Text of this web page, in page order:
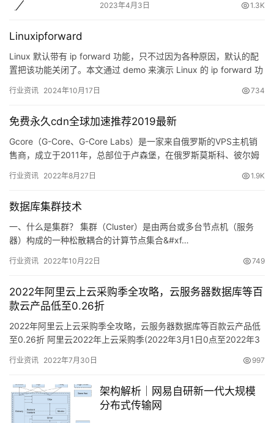
2023年4月3日 1.3K
Linuxipforward
Linux 默认带有 ip forward 功能，只不过因为各种原因，默认的配
置把该功能关闭了。本文通过 demo 来演示 Linux 的 ip forward 功
行业资讯 2024年10月17日 734
免费永久cdn全球加速推荐2019最新
Gcore（G-Core、G-Core Labs）是一家来自俄罗斯的VPS主机销
售商，成立于2011年，总部位于卢森堡，在俄罗斯莫斯科、彼尔姆
行业资讯 2022年8月27日 1.9K
数据库集群技术
一、什么是集群？ 集群（Cluster）是由两台或多台节点机（服务
器）构成的一种松散耦合的计算节点集合&#xf…
行业资讯 2022年10月22日 749
2022年阿里云上云采购季全攻略，云服务器数据库等百
款云产品低至0.26折
2022年阿里云上云采购季全攻略，云服务器数据库等百款云产品低
至0.26折 阿里云2022年上云采购季(2022年3月1日0点至2022年3
行业资讯 2022年7月30日 997
架构解析｜网易自研新一代大规模
分布式传输网